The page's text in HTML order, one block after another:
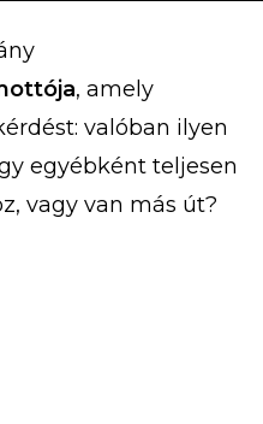
, amely
valóban ilyen
egyébként teljesen
vagy van más út?